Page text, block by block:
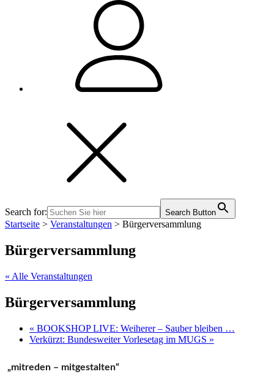
Search for: Search Button
Startseite > Veranstaltungen > Bürgerversammlung
Bürgerversammlung
« Alle Veranstaltungen
Bürgerversammlung
« BOOKSHOP LIVE: Weiherer – Sauber bleiben …
Verkürzt: Bundesweiter Vorlesetag im MUGS »
„mitreden – mitgestalten“